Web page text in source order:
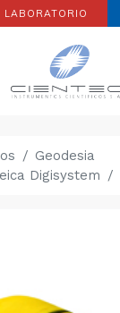
LABORATORIO
Geodesia
Digisystem